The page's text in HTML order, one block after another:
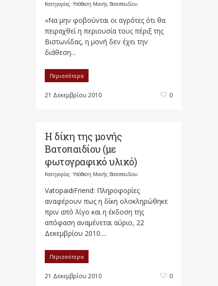
Κατηγορίες: Υπόθεση Μονής Βατοπαιδίου
«Να μην φοβούνται οι αγρότες ότι θα
πειραχθεί η περιουσία τους πέριξ της
Βιστωνίδας, η μονή δεν έχει την
διάθεση...
Περισσότερα
21 Δεκεμβρίου 2010 0
Η δίκη της μονής
Βατοπαιδίου (με
φωτογραφικό υλικό)
Κατηγορίες: Υπόθεση Μονής Βατοπαιδίου
VatopaidiFriend: Πληροφορίες
αναφέρουν πως η δίκη ολοκληρώθηκε
πριν από λίγο και η έκδοση της
απόφαση αναμένεται αύριο, 22
Δεκεμβρίου 2010....
Περισσότερα
21 Δεκεμβρίου 2010 0